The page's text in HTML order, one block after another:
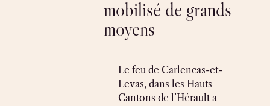
mobilisé de grands
moyens
Le feu de Carlencas-et-
Levas, dans les Hauts
Cantons de l’Hérault a